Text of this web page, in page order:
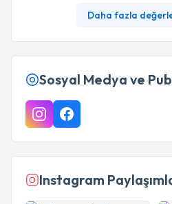
Daha fazla
Sosyal Medya ve
Instagram